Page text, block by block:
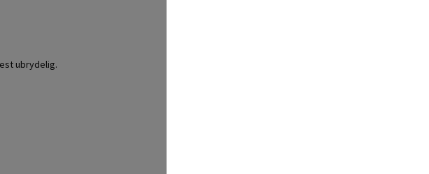
ubrydelig.